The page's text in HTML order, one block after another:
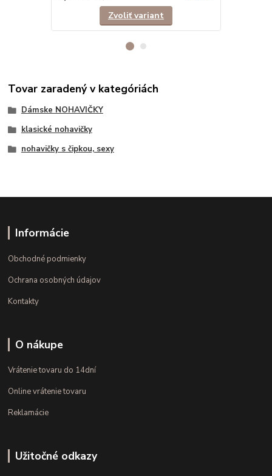
Zvoliť variant
Tovar zaradený v kategóriách
Dámske NOHAVIČKY
klasické nohavičky
nohavičky s čipkou, sexy
Informácie
Obchodné podmienky
Ochrana osobných údajov
Kontakty
O nákupe
Vrátenie tovaru do 14dní
Online vrátenie tovaru
Reklamácie
Užitočné odkazy